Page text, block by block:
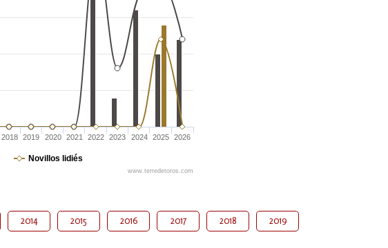
Novillos lidiés
2018 2019 2020 2021 2022 2023 2024 2025 2026
www.terredetoros.com
2014 2015 2016 2017 2018 2019